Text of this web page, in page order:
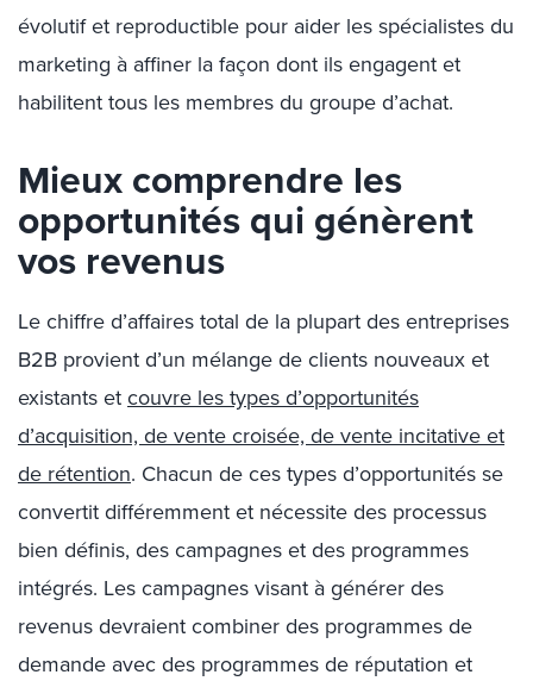
évolutif et reproductible pour aider les spécialistes du
marketing à affiner la façon dont ils engagent et
habilitent tous les membres du groupe d’achat.
Mieux comprendre les
opportunités qui génèrent
vos revenus
Le chiffre d’affaires total de la plupart des entreprises
B2B provient d’un mélange de clients nouveaux et
existants etcouvre les types d’opportunités
d’acquisition, de vente croisée, de vente incitative et
de rétention. Chacun de ces types d’opportunités se
convertit différemment et nécessite des processus
bien définis, des campagnes et des programmes
intégrés. Les campagnes visant à générer des
revenus devraient combiner des programmes de
demande avec des programmes de réputation et